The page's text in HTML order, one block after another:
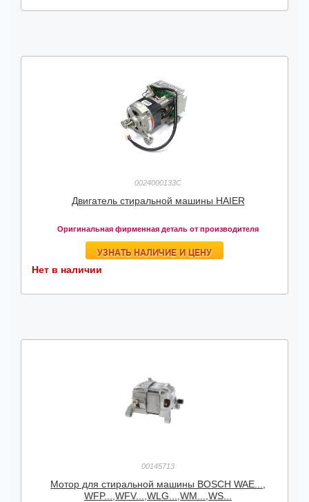
0024000133C
Двигатель стиральной машины HAIER
Оригинальная фирменная деталь от производителя
УЗНАТЬ НАЛИЧИЕ И ЦЕНУ
Нет в наличии
00145713
Мотор для стиральной машины BOSCH WAE...,
WFP...,WFV...,WLG...,WM...,WS...